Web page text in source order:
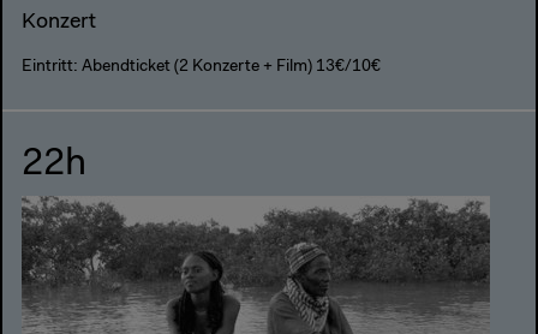
Konzert
Eintritt: Abendticket (2 Konzerte + Film) 13€/10€
22h